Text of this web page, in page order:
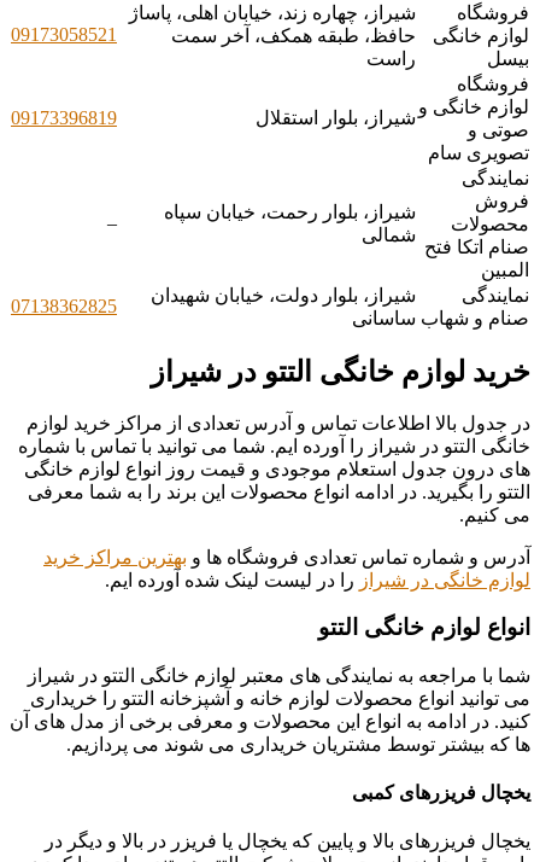
فروشگاه
لوازم خانگی
بیسل
شیراز، چهاره زند، خیابان اهلی، پاساژ
حافظ، طبقه همکف، آخر سمت
راست
09173058521
فروشگاه
لوازم خانگی و
صوتی و
تصویری سام
شیراز، بلوار استقلال 09173396819
نمایندگی
فروش
محصولات
صنام اتکا فتح
المبین
شیراز، بلوار رحمت، خیابان سپاه
شمالی
–
نمایندگی
صنام و شهاب
شیراز، بلوار دولت، خیابان شهیدان
ساسانی
07138362825
خرید لوازم خانگی التتو در شیراز
در جدول بالا اطلاعات تماس و آدرس تعدادی از مراکز خرید لوازم
خانگی التتو در شیراز را آورده ایم. شما می توانید با تماس با شماره
های درون جدول استعلام موجودی و قیمت روز انواع لوازم خانگی
التتو را بگیرید. در ادامه انواع محصولات این برند را به شما معرفی
می کنیم.
آدرس و شماره تماس تعدادی فروشگاه ها و بهترین مراکز خرید
لوازم خانگی در شیراز را در لیست لینک شده آورده ایم.
انواع لوازم خانگی التتو
شما با مراجعه به نمایندگی های معتبر لوازم خانگی التتو در شیراز
می توانید انواع محصولات لوازم خانه و آشپزخانه التتو را خریداری
کنید. در ادامه به انواع این محصولات و معرفی برخی از مدل های آن
ها که بیشتر توسط مشتریان خریداری می شوند می پردازیم.
یخچال فریزرهای کمبی
یخچال فریزرهای بالا و پایین که یخچال یا فریزر در بالا و دیگر در